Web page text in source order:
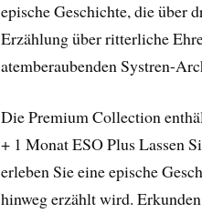
epische Geschichte, die über
Erzählung über ritterliche
atemberaubenden Systren-
Die Premium Collection
+ 1 Monat ESO Plus Lassen
erleben Sie eine epische
hinweg erzählt wird.